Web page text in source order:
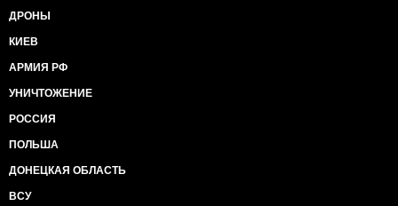
ДРОНЫ
КИЕВ
АРМИЯ РФ
УНИЧТОЖЕНИЕ
РОССИЯ
ПОЛЬША
ДОНЕЦКАЯ ОБЛАСТЬ
ВСУ